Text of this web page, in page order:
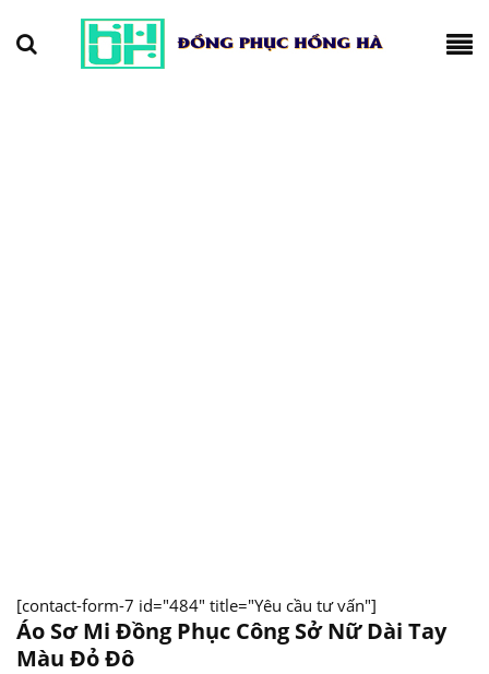
[contact-form-7 id="484" title="Yêu cầu tư vấn"]
Áo Sơ Mi Đồng Phục Công Sở Nữ Dài Tay
Màu Đỏ Đô